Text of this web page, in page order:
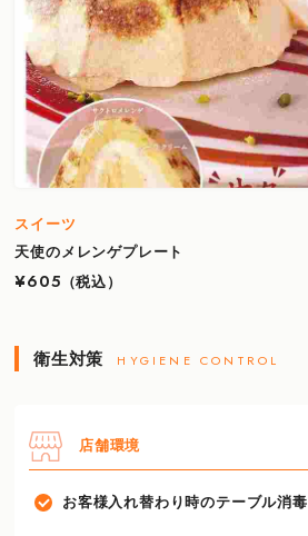
スイーツ
天使のメレンゲプレート
¥605 （税込）
衛生対策 HYGIENE CONTROL
店舗環境
お客様入れ替わり時のテーブル消毒